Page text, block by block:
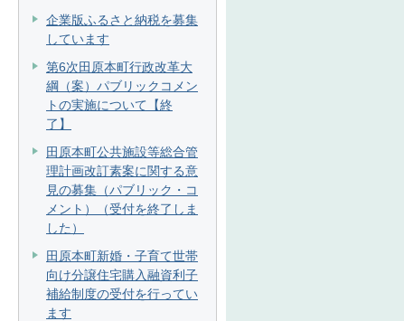
企業版ふるさと納税を募集
しています
第6次田原本町行政改革大
綱（案）パブリックコメン
トの実施について【終
了】
田原本町公共施設等総合管
理計画改訂素案に関する意
見の募集（パブリック・コ
メント）（受付を終了しま
した）
田原本町新婚・子育て世帯
向け分譲住宅購入融資利子
補給制度の受付を行ってい
ます